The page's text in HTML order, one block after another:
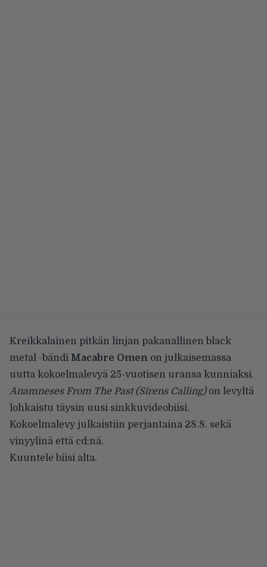
Kreikkalainen pitkän linjan pakanallinen black
metal -bändi Macabre Omen on julkaisemassa
uutta kokoelmalevyä 25-vuotisen uransa kunniaksi.
Anamneses From The Past (Sirens Calling)on levyltä
lohkaistu täysin uusi sinkkuvideobiisi.
Kokoelmalevy julkaistiin perjantaina 28.8. sekä
vinyylinä että cd:nä.
Kuuntele biisi alta.